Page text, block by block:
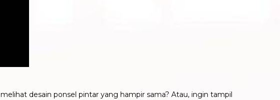
desain ponsel pintar yang hampir sama? Atau, ingin tampil